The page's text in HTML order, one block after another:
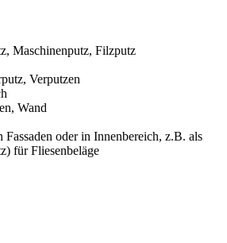
Maschinenputz, Filzputz
Verputzen
Wand
Fassaden oder in Innenbereich, z.B. als
für Fliesenbeläge